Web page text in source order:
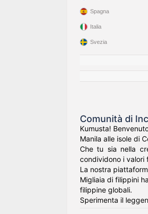
Spagna
Italia
Svezia
Comunità di
Kumusta!
Manila alle isole di
Che tu sia nella
condividono i valori
La nostra
Migliaia di filippini
filippine globali.
Sperimenta il